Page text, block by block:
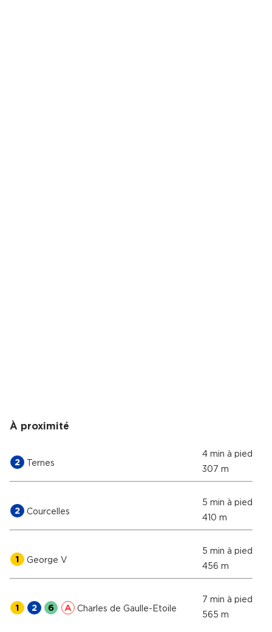
À proximité
2 Ternes
4 min à pied
307 m
2 Courcelles
5 min à pied
410 m
1 George V
5 min à pied
456 m
1 2 6 A Charles de Gaulle-Etoile
7 min à pied
565 m